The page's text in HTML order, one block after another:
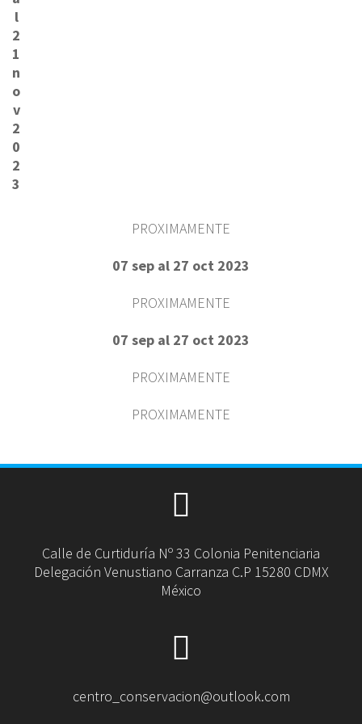
l
2
1
n
o
v
2
0
2
3
PROXIMAMENTE
07 sep al 27 oct 2023
PROXIMAMENTE
07 sep al 27 oct 2023
PROXIMAMENTE
PROXIMAMENTE
Calle de Curtiduría Nº 33 Colonia Penitenciaria
Delegación Venustiano Carranza C.P 15280 CDMX
México
centro_conservacion@outlook.com